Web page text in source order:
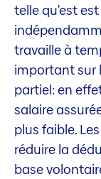
telle qu'est
travaille à
important sur
partiel: en
salaire
plus faible.
réduire la
base